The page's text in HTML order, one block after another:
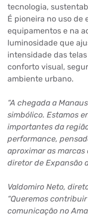
tecnologia,
É pioneira no uso de
equipamentos e na
luminosidade que
intensidade das
conforto visual,
ambiente urbano.
“A chegada a
simbólico. Estamos
importantes da
performance,
aproximar as marcas
diretor de Expansão
Valdomiro Neto,
“Queremos
comunicação no